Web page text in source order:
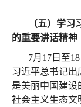
（五）学
的重要讲话精神
7月17日至
习近平总书记出
是美丽中国建设
社会主义生态文